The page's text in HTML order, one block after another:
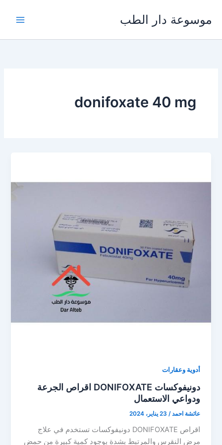
المحتوى
موسوعة دار الطب
donifoxate 40 mg
أدوية وعقارات
دونيفوكسات DONIFOXATE اقراص الجرعة
ودواعي الاستعمال
عائشة احمد/ 23 يناير، 2024
اقراص DONIFOXATE دونيفوكسات تستخدم في علاج
مرض النقرس والمرتبط بشدة بوجود كمية كبيرة من حمض